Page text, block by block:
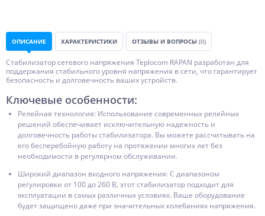
ОПИСАНИЕ ХАРАКТЕРИСТИКИ ОТЗЫВЫ И ВОПРОСЫ (0)
Стабилизатор сетевого напряжения Teplocom RAPAN разработан для
поддержания стабильного уровня напряжения в сети, что гарантирует
безопасность и долговечность ваших устройств.
Ключевые особенности:
Релейная технология: Использование современных релейных
решений обеспечивает исключительную надежность и
долговечность работы стабилизатора. Вы можете рассчитывать на
его бесперебойную работу на протяжении многих лет без
необходимости в регулярном обслуживании.
Широкий диапазон входного напряжения: С диапазоном
регулировки от 100 до 260 В, этот стабилизатор подходит для
эксплуатации в самых различных условиях. Ваше оборудование
будет защищено даже при значительных колебаниях напряжения.